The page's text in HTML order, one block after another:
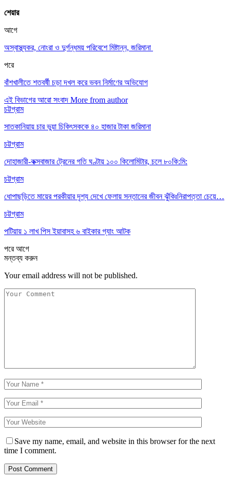
শেয়ার
আগে
অস্বাস্থ্যকর, নোংরা ও দুর্গন্ধময় পরিবেশে মিষ্টান্ন, জরিমানা
পরে
বাঁশখালীতে শতবর্ষী চড়া দখল করে ভবন নির্মাণের অভিযোগ
এই বিভাগের আরো সংবাদ More from author
চট্টগ্রাম
সাতকানিয়ায় চার ভুয়া চিকিৎসককে ৪০ হাজার টাকা জরিমানা
চট্টগ্রাম
দোহাজারী-কক্সবাজার ট্রেনের গতি ঘণ্টায় ১০০ কিলোমিটার, চলে ৮০কি:মি:
চট্টগ্রাম
ধোপাছড়িতে মায়ের পরকীয়ার দৃশ্য দেখে ফেলায় সন্তানের জীবন ঝুঁকিঃনিরাপত্তা চেয়ে…
চট্টগ্রাম
পটিয়ায় ১ লাখ পিস ইয়াবাসহ ৬ বাইকার গ্যাং আটক
পরেআগে
মন্তব্য করুন
Your email address will not be published.
Save my name, email, and website in this browser for the next
time I comment.